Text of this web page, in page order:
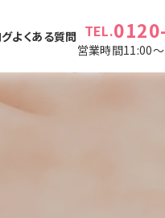
よくある質問 TEL.
営業時間11:00～